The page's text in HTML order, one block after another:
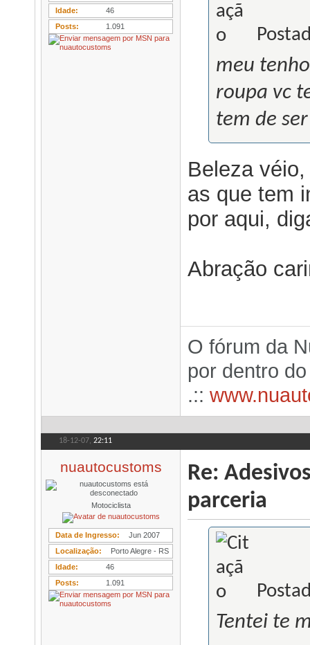
Idade
46
Posts
1.091
meu
roupa vc
tem de
Beleza
as que tem
por aqui,
Abração
O fórum da
por dentro
.::
18-12-07, 22:11
nuautocustoms
Motociclista
Data de Ingresso
Jun 2007
Localização
Porto Alegre - RS
Idade
46
Posts
1.091
Re:
parceria
Tentei te